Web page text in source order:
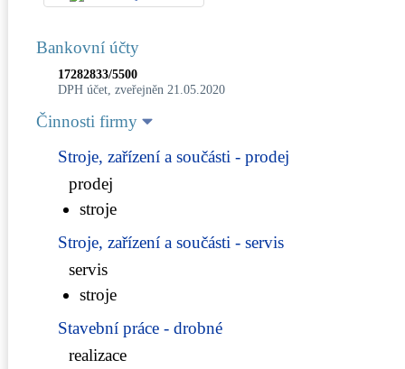
Bankovní účty
17282833/5500
DPH účet, zveřejněn 21.05.2020
Činnosti firmy
Stroje, zařízení a součásti - prodej
prodej
stroje
Stroje, zařízení a součásti - servis
servis
stroje
Stavební práce - drobné
realizace